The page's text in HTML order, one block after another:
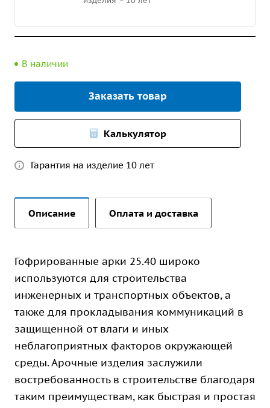
В наличии
Заказать товар
Калькулятор
Гарантия на изделие 10 лет
Описание Оплата и доставка
Гофрированные арки 25.40 широко
используются для строительства
инженерных и транспортных объектов, а
также для прокладывания коммуникаций в
защищенной от влаги и иных
неблагоприятных факторов окружающей
среды. Арочные изделия заслужили
востребованность в строительстве благодаря
таким преимуществам, как быстрая и простая